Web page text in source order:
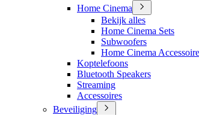
Home Cinema
Bekijk alles
Home Cinema Sets
Subwoofers
Home Cinema
Koptelefoons
Bluetooth Speakers
Streaming
Accessoires
Beveiliging